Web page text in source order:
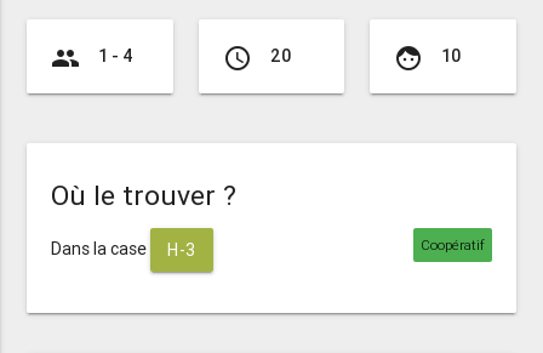
group 1 - 4 access_time 20 face 10
Où le trouver ?
Dans la case H-3 Coopératif